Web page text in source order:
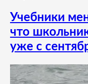
Учебники
что
уже с